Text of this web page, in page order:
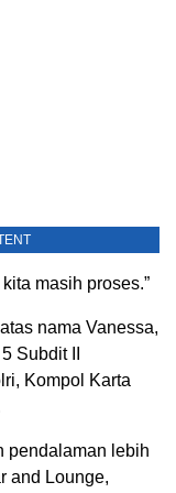
masih proses.”
nama Vanessa,
Subdit II
Kompol Karta
pendalaman lebih
and Lounge,